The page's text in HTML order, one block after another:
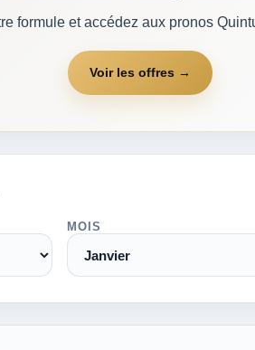
formule et accédez aux pronos
Voir les offres →
MOIS